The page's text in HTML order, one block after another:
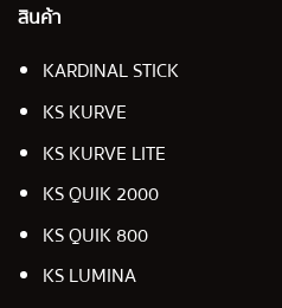
สินค้า
KARDINAL STICK
KS KURVE
KS KURVE LITE
KS QUIK 2000
KS QUIK 800
KS LUMINA